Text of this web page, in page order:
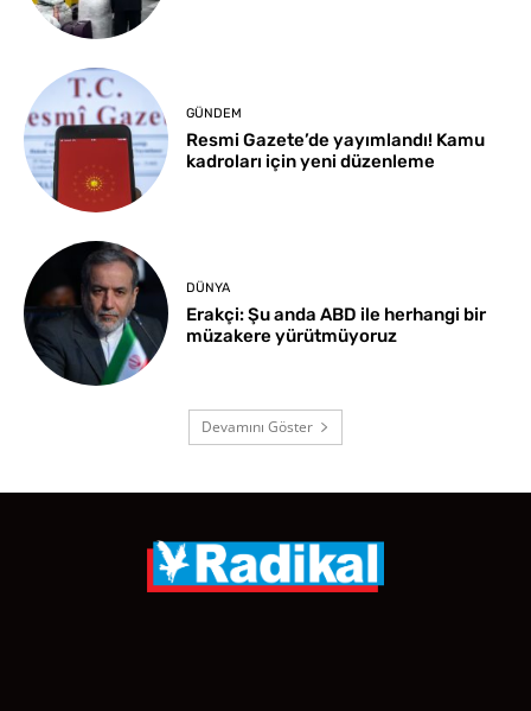
GÜNDEM
Resmi Gazete’de yayımlandı! Kamu
kadroları için yeni düzenleme
DÜNYA
Erakçi: Şu anda ABD ile herhangi bir
müzakere yürütmüyoruz
Devamını Göster